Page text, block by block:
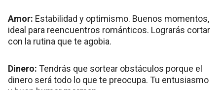
Amor: Estabilidad y optimismo. Buenos momentos,
ideal para reencuentros románticos. Lograrás cortar
con la rutina que te agobia.
Dinero: Tendrás que sortear obstáculos porque el
dinero será todo lo que te preocupa. Tu entusiasmo